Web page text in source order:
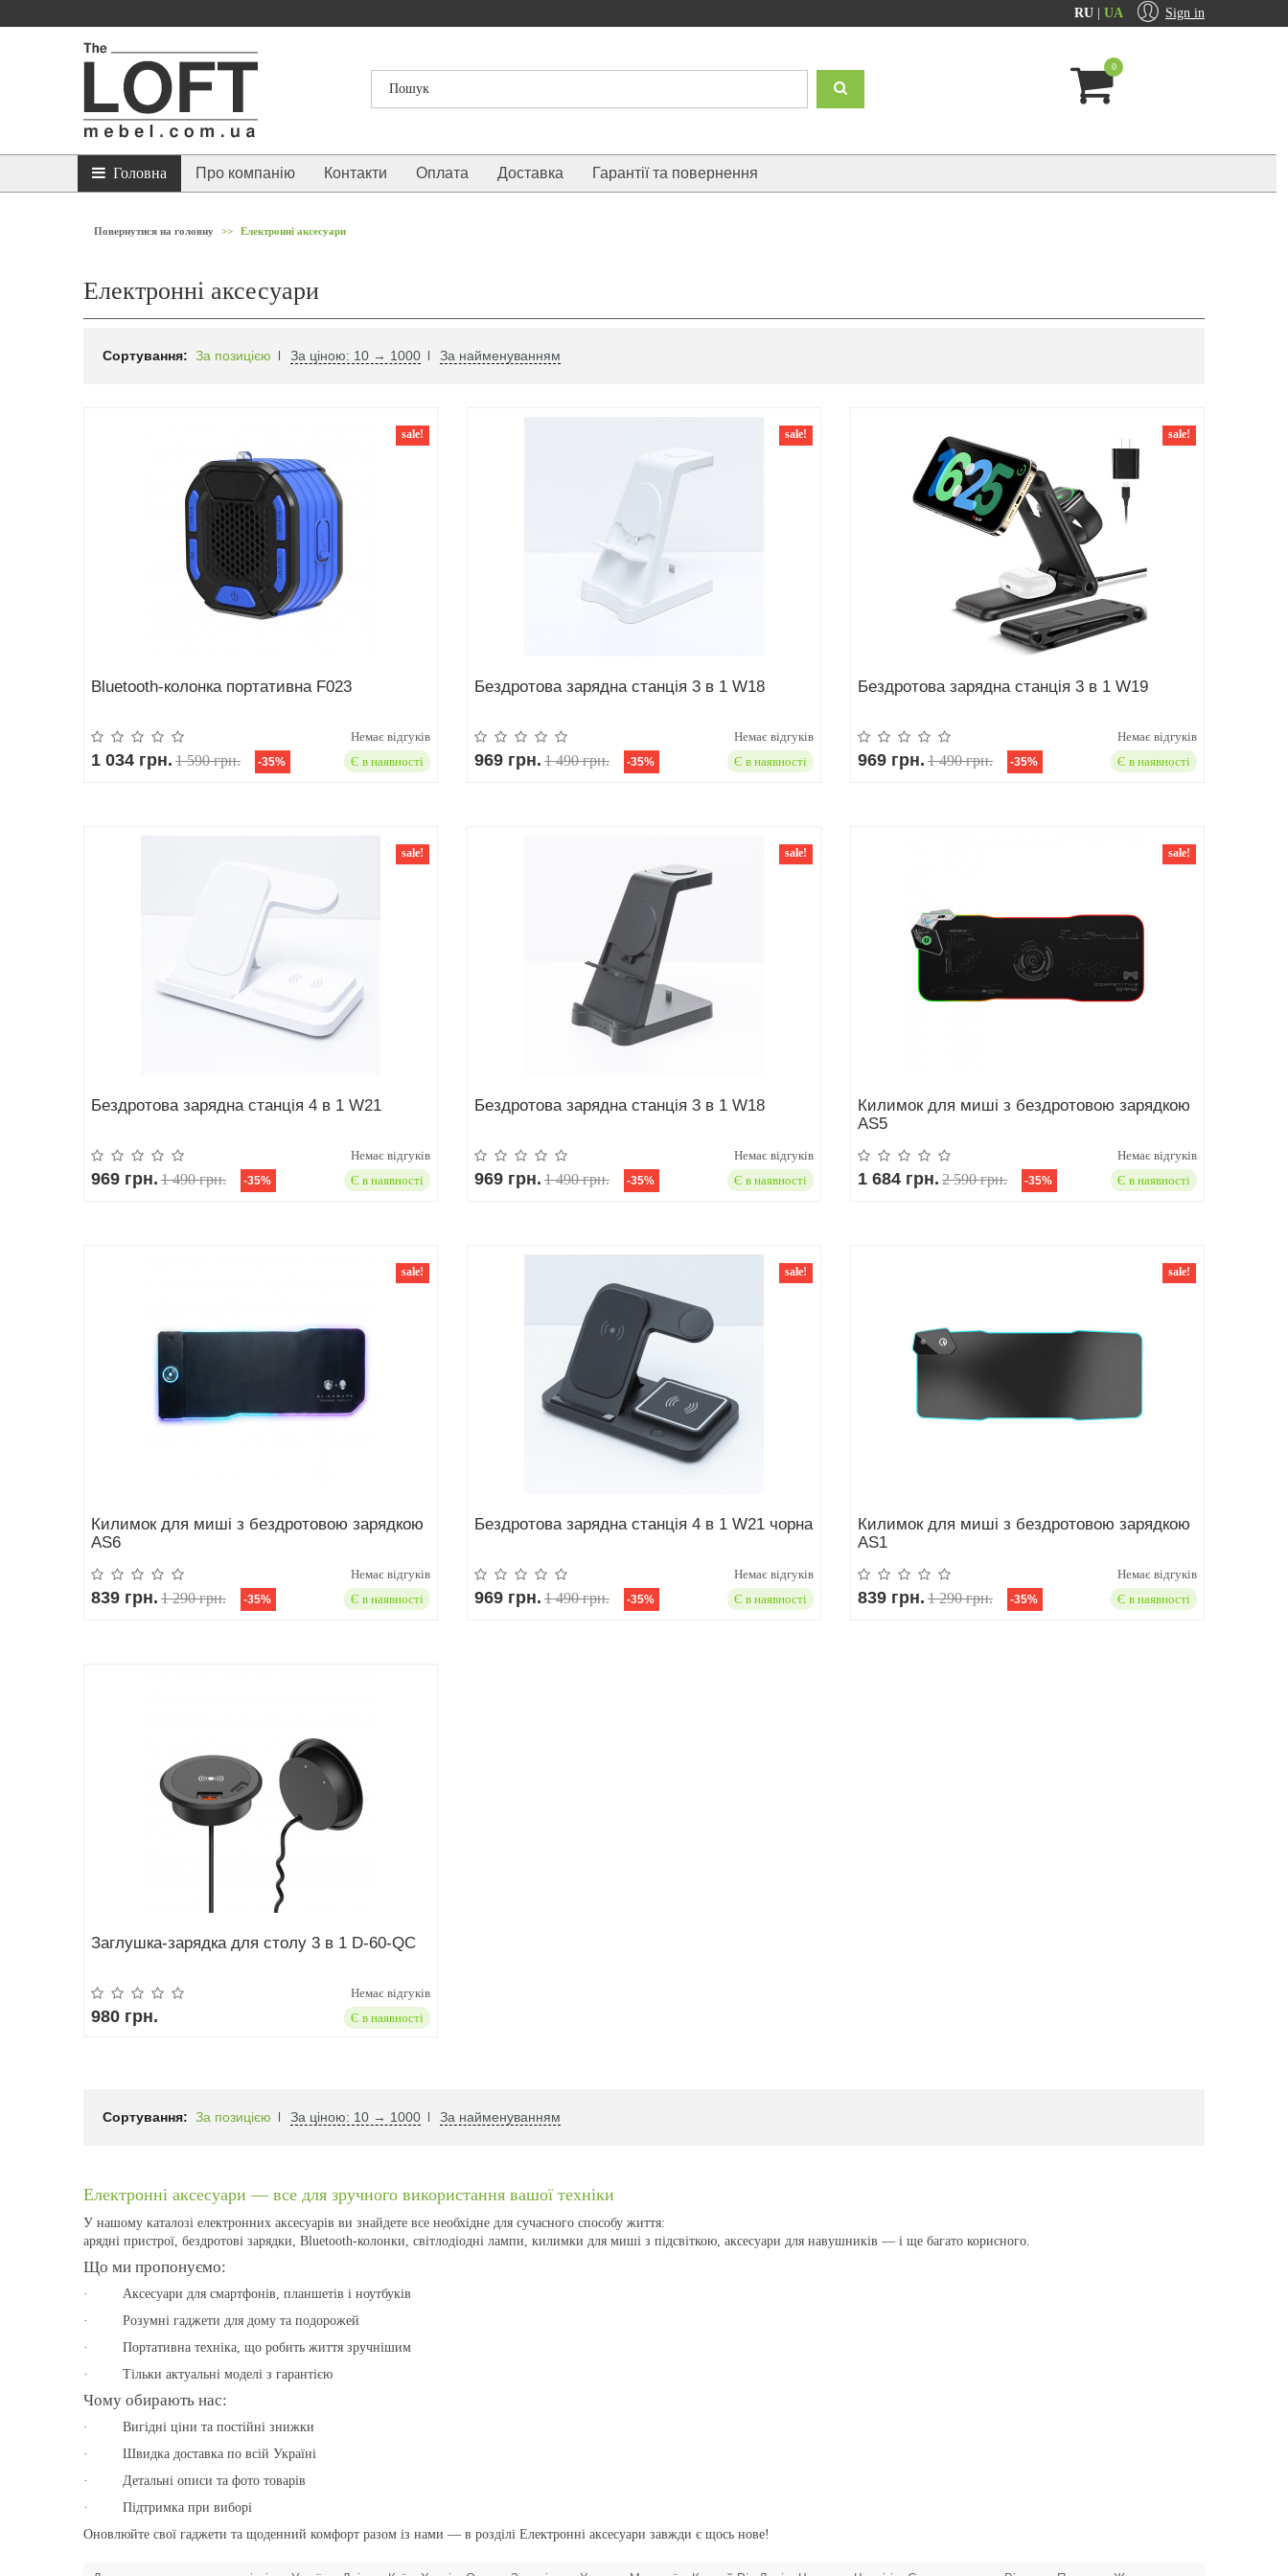
Sign in
RU UA
0
Головна Про компанію Контакти Оплата Доставка Гарантії та повернення
Повернутися на головну >> Електронні аксесуари
Електронні аксесуари
Сортування: За позицією За ціною: 10 → 1000 За найменуванням
sale!
Bluetooth-колонка портативна F023
Немає відгуків
1 034 грн. Є в наявності
1 590 грн. -35%
sale!
Бездротова зарядна станція 3 в 1 W18
Немає відгуків
969 грн. Є в наявності
1 490 грн. -35%
sale!
Бездротова зарядна станція 3 в 1 W19
Немає відгуків
969 грн. Є в наявності
1 490 грн. -35%
sale!
Бездротова зарядна станція 4 в 1 W21
Немає відгуків
969 грн. Є в наявності
1 490 грн. -35%
sale!
Бездротова зарядна станція 3 в 1 W18
Немає відгуків
969 грн. Є в наявності
1 490 грн. -35%
sale!
Килимок для миші з бездротовою зарядкою
AS5
Немає відгуків
1 684 грн. Є в наявності
2 590 грн. -35%
sale!
Килимок для миші з бездротовою зарядкою
AS6
Немає відгуків
839 грн. Є в наявності
1 290 грн. -35%
sale!
Бездротова зарядна станція 4 в 1 W21 чорна
Немає відгуків
969 грн. Є в наявності
1 490 грн. -35%
sale!
Килимок для миші з бездротовою зарядкою
AS1
Немає відгуків
839 грн. Є в наявності
1 290 грн. -35%
Заглушка-зарядка для столу 3 в 1 D-60-QC
Немає відгуків
980 грн. Є в наявності
Сортування: За позицією За ціною: 10 → 1000 За найменуванням
Електронні аксесуари — все для зручного використання вашої техніки
У нашому каталозі електронних аксесуарів ви знайдете все необхідне для сучасного способу життя:
арядні пристрої, бездротові зарядки, Bluetooth-колонки, світлодіодні лампи, килимки для миші з підсвіткою, аксесуари для навушників — і ще багато корисного.
Що ми пропонуємо:
·
Аксесуари для смартфонів, планшетів і ноутбуків
·
Розумні гаджети для дому та подорожей
·
Портативна техніка, що робить життя зручнішим
·
Тільки актуальні моделі з гарантією
Чому обирають нас:
·
Вигідні ціни та постійні знижки
·
Швидка доставка по всій Україні
·
Детальні описи та фото товарів
·
Підтримка при виборі
Оновлюйте свої гаджети та щоденний комфорт разом із нами — в розділі Електронні аксесуари завжди є щось нове!